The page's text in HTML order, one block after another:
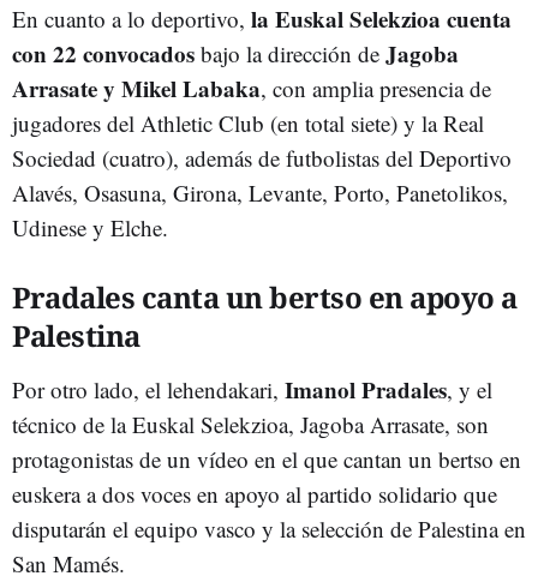
En cuanto a lo deportivo, la Euskal Selekzioa cuenta
con 22 convocados bajo la dirección de Jagoba
Arrasate y Mikel Labaka, con amplia presencia de
jugadores del Athletic Club (en total siete) y la Real
Sociedad (cuatro), además de futbolistas del Deportivo
Alavés, Osasuna, Girona, Levante, Porto, Panetolikos,
Udinese y Elche.
Pradales canta un bertso en apoyo a
Palestina
Por otro lado, el lehendakari, Imanol Pradales, y el
técnico de la Euskal Selekzioa, Jagoba Arrasate, son
protagonistas de un vídeo en el que cantan un bertso en
euskera a dos voces en apoyo al partido solidario que
disputarán el equipo vasco y la selección de Palestina en
San Mamés.